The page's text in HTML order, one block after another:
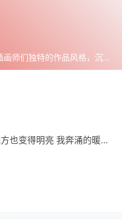
探索手绘插画设计的魅力世界，欣赏插画师们独特的作品风格，沉浸在手绘插画的艺术创意中。
每一颗眼泪 是一万道光 最昏暗的地方也变得明亮 我奔涌的暖流 寻找你的海洋 我注定这样 一万次悲伤 依然会有dream